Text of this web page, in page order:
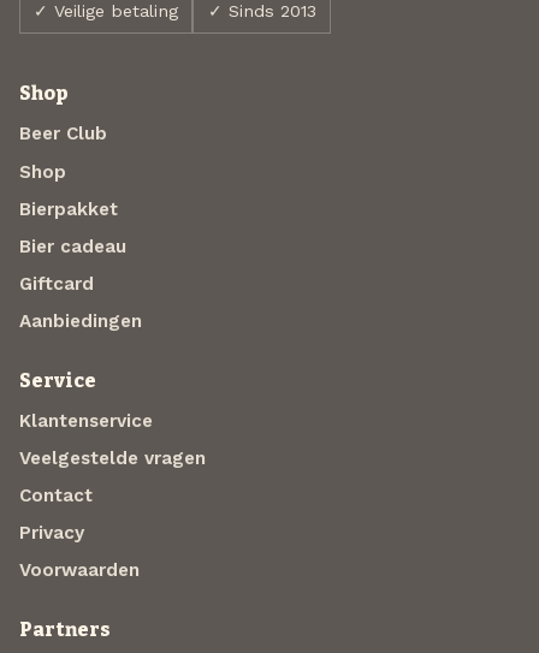
✓ Veilige betaling ✓ Sinds 2013
Shop
Beer Club
Shop
Bierpakket
Bier cadeau
Giftcard
Aanbiedingen
Service
Klantenservice
Veelgestelde vragen
Contact
Privacy
Voorwaarden
Partners